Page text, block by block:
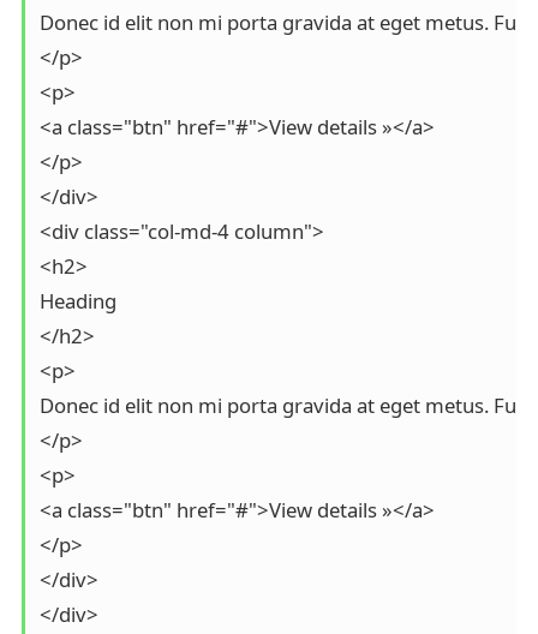
Donec id elit non mi porta gravida at eget metus.
</p>
<p>
<a class="btn" href="#">View details »</a>
</p>
</div>
<div class="col-md-4 column">
<h2>
Heading
</h2>
<p>
Donec id elit non mi porta gravida at eget metus.
</p>
<p>
<a class="btn" href="#">View details »</a>
</p>
</div>
</div>